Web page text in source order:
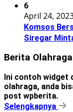
6
April 24,
Komsos
Siregar
Berita Olahraga
Ini contoh widget
olahraga, anda
post wpberita.
Selengkapnya